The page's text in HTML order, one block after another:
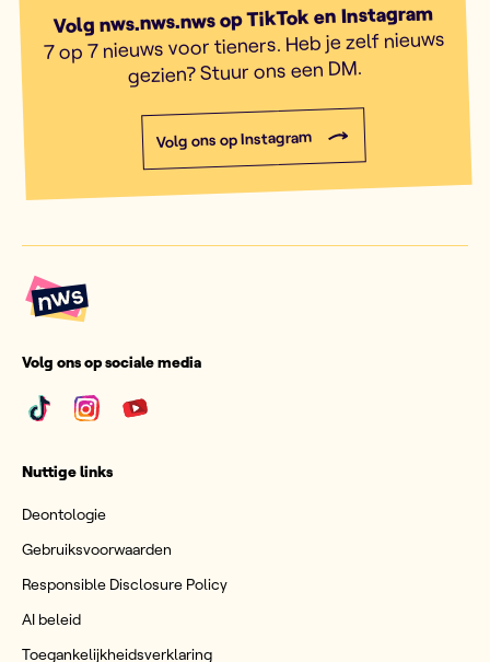
Volg nws.nws.nws op TikTok en Instagram
7 op 7 nieuws voor tieners. Heb je zelf nieuws
gezien? Stuur ons een DM.
Volg ons op Instagram
Volg ons op sociale media
Nuttige links
Deontologie
Gebruiksvoorwaarden
Responsible Disclosure Policy
AI beleid
Toegankelijkheidsverklaring